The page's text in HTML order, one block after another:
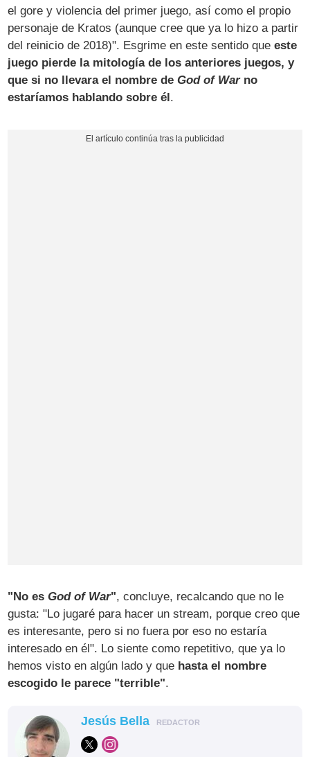
el gore y violencia del primer juego, así como el propio
personaje de Kratos (aunque cree que ya lo hizo a partir
del reinicio de 2018)". Esgrime en este sentido queeste
juego pierde la mitología de los anteriores juegos, y
que si no llevara el nombre deGod of Warno
estaríamos hablando sobre él.
"No esGod of War", concluye, recalcando que no le
gusta: "Lo jugaré para hacer un stream, porque creo que
es interesante, pero si no fuera por eso no estaría
interesado en él". Lo siente como repetitivo, que ya lo
hemos visto en algún lado y que hasta el nombre
escogido le parece "terrible".
Jesús Bella REDACTOR